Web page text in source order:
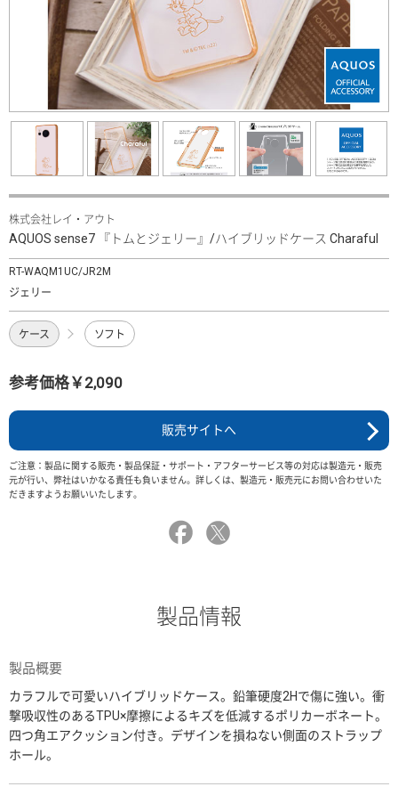
株式会社レイ・アウト
AQUOS sense7 『トムとジェリー』/ハイブリッドケース Charaful
RT-WAQM1UC/JR2M
ジェリー
ケース ソフト
参考価格￥2,090
販売サイトへ
ご注意：製品に関する販売・製品保証・サポート・アフターサービス等の対応は製造元・販売
元が行い、弊社はいかなる責任も負いません。詳しくは、製造元・販売元にお問い合わせいた
だきますようお願いいたします。
製品情報
製品概要
カラフルで可愛いハイブリッドケース。鉛筆硬度2Hで傷に強い。衝
撃吸収性のあるTPU×摩擦によるキズを低減するポリカーボネート。
四つ角エアクッション付き。デザインを損ねない側面のストラップ
ホール。